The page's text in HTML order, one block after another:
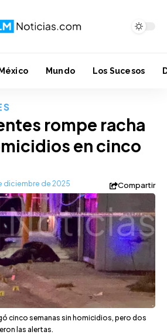
México Mundo Los Sucesos
rompe racha
en cinco
diciembre de 2025 Compartir
cinco semanas sin homicidios, pero dos
las alertas.